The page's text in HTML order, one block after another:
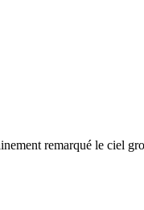
remarqué le ciel